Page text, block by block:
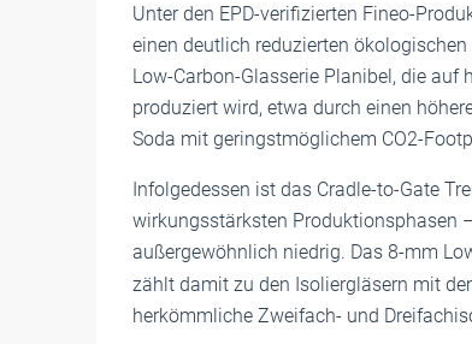
Unter den EPD-verifizierten Fineo-
einen deutlich reduzierten
Low-Carbon-Glasserie Planibel, die
produziert wird, etwa durch einen
Soda mit geringstmöglichem CO2-
Infolgedessen ist das Cradle-to-Gate
wirkungsstärksten Produktionsphasen
außergewöhnlich niedrig. Das 8-mm
zählt damit zu den Isoliergläsern mit
herkömmliche Zweifach- und